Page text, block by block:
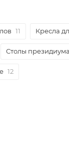
11 Кресла
Столы президиума
12